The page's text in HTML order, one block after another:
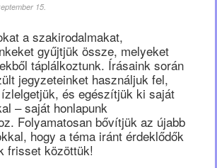
15.
a szakirodalmakat,
gyűjtjük össze, melyeket
táplálkoztunk. Írásaink során
jegyzeteinket használjuk fel,
és egészítjük ki saját
– saját honlapunk
Folyamatosan bővítjük az újabb
hogy a téma iránt érdeklődők
frisset közöttük!